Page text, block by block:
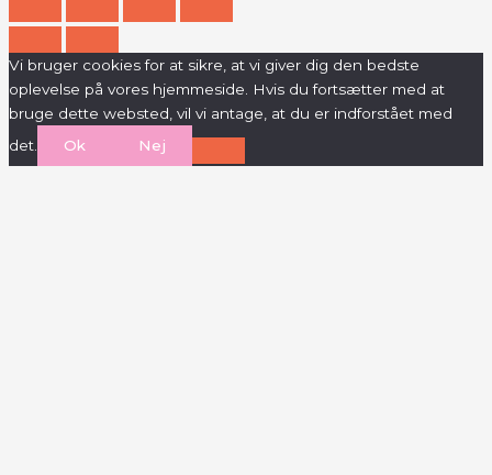
Vi bruger cookies for at sikre, at vi giver dig den bedste
oplevelse på vores hjemmeside. Hvis du fortsætter med at
bruge dette websted, vil vi antage, at du er indforstået med
det.
Ok Nej